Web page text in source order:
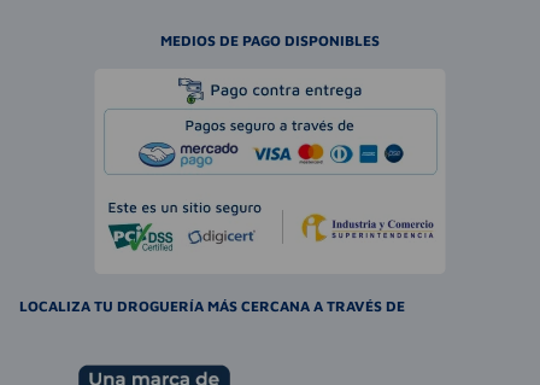
MEDIOS DE PAGO DISPONIBLES
LOCALIZA TU DROGUERÍA MÁS CERCANA A TRAVÉS DE